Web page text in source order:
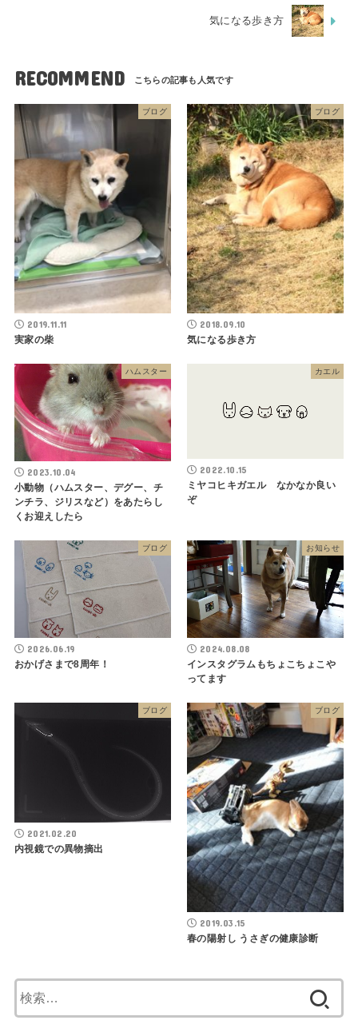
気になる歩き方
RECOMMEND
ブログ
2019.11.11
実家の柴
ブログ
2018.09.10
気になる歩き方
ハムスター
2023.10.04
小動物（ハムスター、デグー、チ
ンチラ、ジリスなど）をあたらし
くお迎えしたら
カエル
2022.10.15
ミヤコヒキガエル なかなか良い
ぞ
ブログ
2026.06.19
おかげさまで8周年！
お知らせ
2024.08.08
インスタグラムもちょこちょこや
ってます
ブログ
2021.02.20
内視鏡での異物摘出
ブログ
2019.03.15
春の陽射し うさぎの健康診断
索: